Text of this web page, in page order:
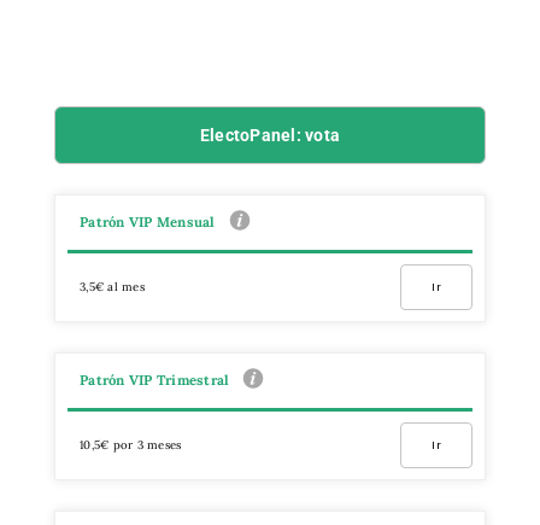
ElectoPanel: vota
Patrón VIP Mensual
3,5€ al mes Ir
Patrón VIP Trimestral
10,5€ por 3 meses Ir